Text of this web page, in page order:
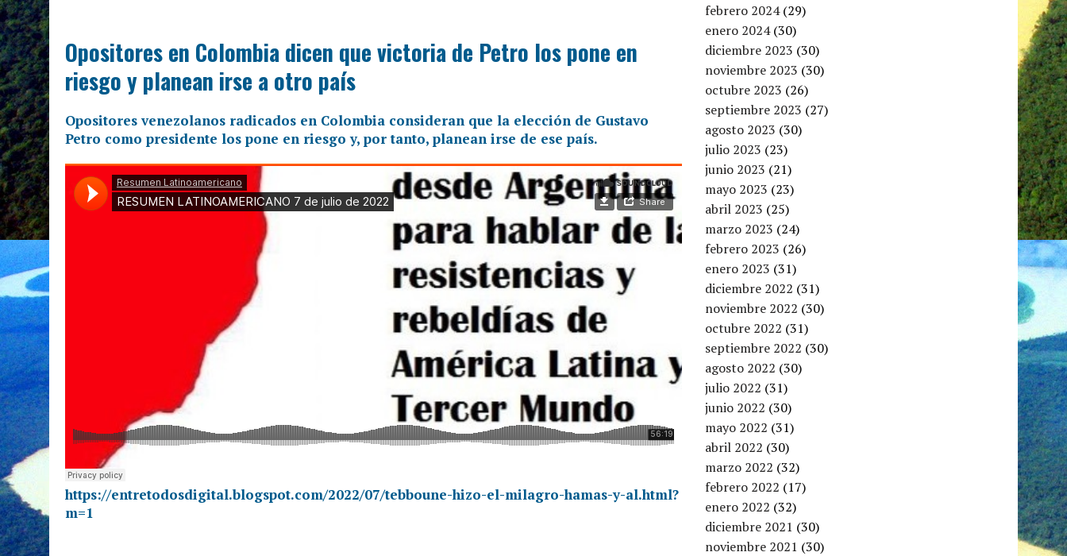
Opositores en Colombia dicen que victoria de Petro los pone en
riesgo y planean irse a otro país
Opositores venezolanos radicados en Colombia consideran que la elección de Gustavo
Petro como presidente los pone en riesgo y, por tanto, planean irse de ese país.
https://entretodosdigital.blogspot.com/2022/07/tebboune-hizo-el-milagro-hamas-y-al.html?
m=1
febrero 2024(29)
enero 2024(30)
diciembre 2023 (30)
noviembre 2023 (30)
octubre 2023 (26)
septiembre 2023 (27)
agosto 2023 (30)
julio 2023 (23)
junio 2023 (21)
mayo 2023 (23)
abril 2023 (25)
marzo 2023 (24)
febrero 2023 (26)
enero 2023 (31)
diciembre 2022 (31)
noviembre 2022 (30)
octubre 2022 (31)
septiembre 2022 (30)
agosto 2022 (30)
julio 2022 (31)
junio 2022 (30)
mayo 2022 (31)
abril 2022 (30)
marzo 2022 (32)
febrero 2022 (17)
enero 2022 (32)
diciembre 2021 (30)
noviembre 2021 (30)